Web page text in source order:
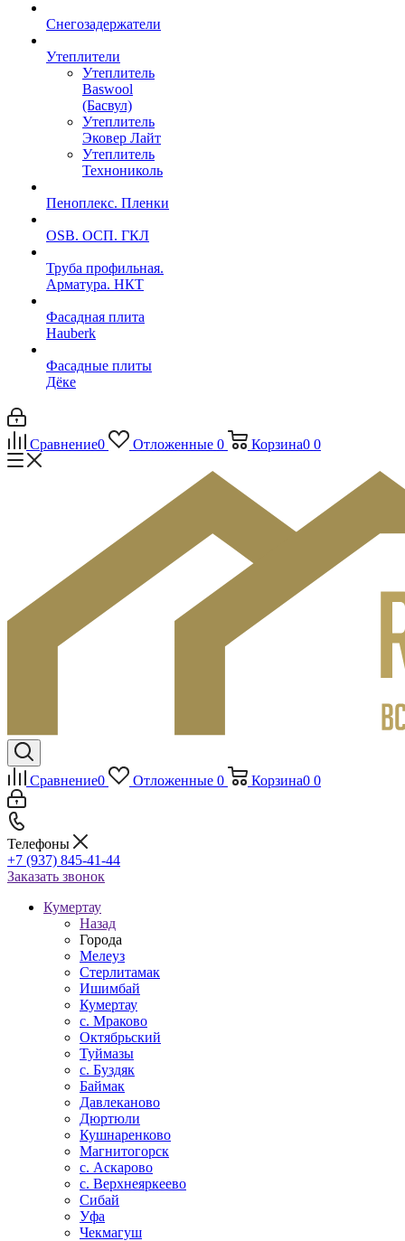
Снегозадержатели
Утеплители
Утеплитель
Baswool
(Басвул)
Утеплитель
Эковер Лайт
Утеплитель
Технониколь
Пеноплекс. Пленки
OSB. ОСП. ГКЛ
Труба профильная.
Арматура. НКТ
Фасадная плита
Hauberk
Фасадные плиты
Дёке
Сравнение0 Отложенные 0 Корзина0 0
Сравнение0 Отложенные 0 Корзина0 0
Телефоны
+7 (937) 845-41-44
Заказать звонок
Кумертау
Назад
Города
Мелеуз
Стерлитамак
Ишимбай
Кумертау
c. Мраково
Октябрьский
Туймазы
c. Буздяк
Баймак
Давлеканово
Дюртюли
Кушнаренково
Магнитогорск
с. Аскарово
с. Верхнеяркеево
Сибай
Уфа
Чекмагуш